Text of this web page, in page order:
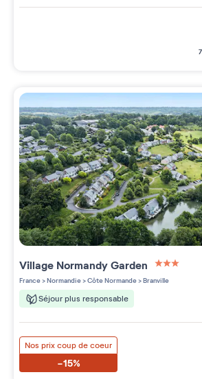
Village Normandy Garden
3 étoiles
France>Normandie>Côte Normande>Branville
Séjour plus responsable
Nos prix coup de coeur
-15%